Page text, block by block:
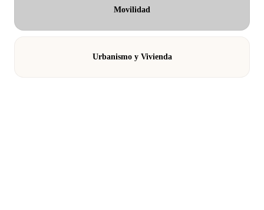
Movilidad
Urbanismo y Vivienda